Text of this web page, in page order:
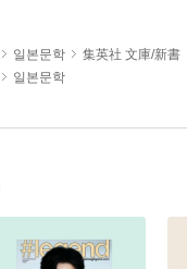
일본문학
集英社 文庫/新書
일본문학